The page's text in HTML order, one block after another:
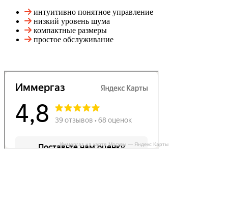
интуитивно понятное управление
низкий уровень шума
компактные размеры
простое обслуживание
Иммергаз на карте Москвы — Яндекс Карты